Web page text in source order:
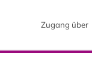
Zugang über